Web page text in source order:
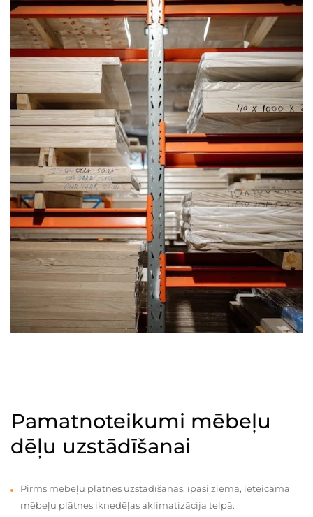
Pamatnoteikumi mēbeļu
dēļu uzstādīšanai
Pirms mēbeļu plātnes uzstādīšanas, īpaši ziemā, ieteicama
mēbeļu plātnes iknedēļas aklimatizācija telpā.